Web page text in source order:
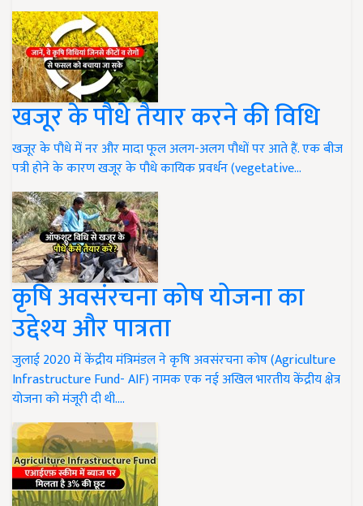
खजूर के पौधे तैयार करने की विधि
खजूर के पौधे में नर और मादा फूल अलग-अलग पौधों पर आते हैं. एक बीज
पत्री होने के कारण खजूर के पौधे कायिक प्रवर्धन (vegetative…
कृषि अवसंरचना कोष योजना का
उद्देश्य और पात्रता
जुलाई 2020 में केंद्रीय मंत्रिमंडल ने कृषि अवसंरचना कोष (Agriculture
Infrastructure Fund- AIF) नामक एक नई अखिल भारतीय केंद्रीय क्षेत्र
योजना को मंजूरी दी थी.…